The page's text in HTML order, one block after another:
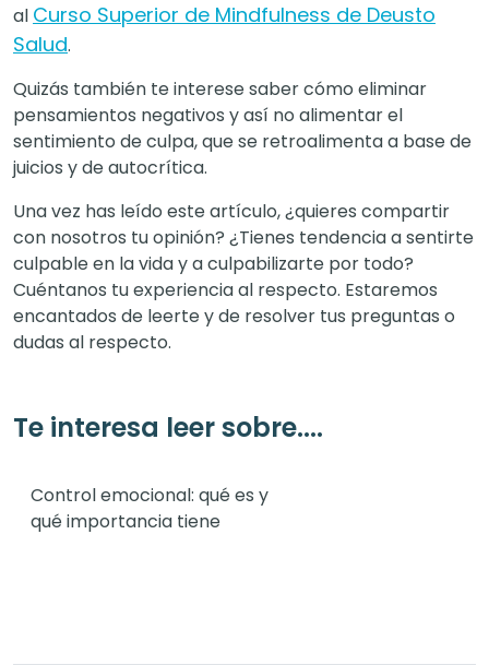
al Curso Superior de Mindfulness de Deusto
Salud.
Quizás también te interese saber cómo eliminar
pensamientos negativos y así no alimentar el
sentimiento de culpa, que se retroalimenta a base de
juicios y de autocrítica.
Una vez has leído este artículo, ¿quieres compartir
con nosotros tu opinión? ¿Tienes tendencia a sentirte
culpable en la vida y a culpabilizarte por todo?
Cuéntanos tu experiencia al respecto. Estaremos
encantados de leerte y de resolver tus preguntas o
dudas al respecto.
Te interesa leer sobre....
Control emocional: qué es y
qué importancia tiene